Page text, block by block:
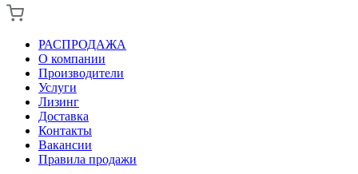
РАСПРОДАЖА
О компании
Производители
Услуги
Лизинг
Доставка
Контакты
Вакансии
Правила продажи